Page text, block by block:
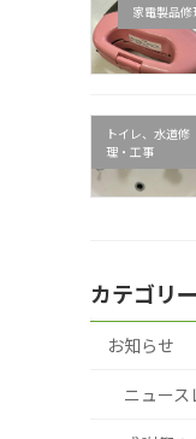
家電製品修
トイレ、水道修
理・工事
カテゴリー
お知らせ
ニュース